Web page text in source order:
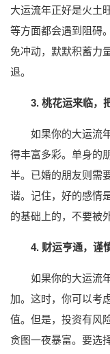
大运流年正好是火土
等方面都会遇到阻碍
免冲动，默默积蓄力
退。
3. 桃花运来临，
如果你的大运流
得丰富多彩。单身的
半。已婚的朋友则需
谐。记住，好的感情
的基础上的，不要被
4. 财运亨通，谨
如果你的大运流
加。这时，你可以考
值。但是，投资有风
贪图一夜暴富。要选